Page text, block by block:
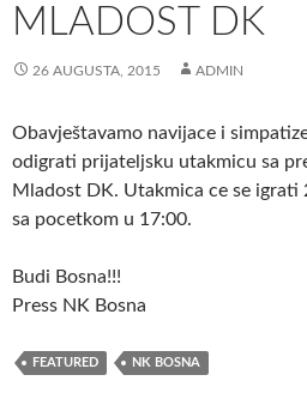
MLADOST DK
26 AUGUSTA, 2015 ADMIN
Obavještavamo navijace i
odigrati prijateljsku utakmicu sa
Mladost DK. Utakmica ce se igrati
sa pocetkom u 17:00.
Budi Bosna!!!
Press NK Bosna
FEATURED NK BOSNA